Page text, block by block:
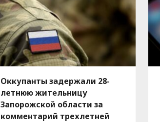
Оккупанты задержали 28-
летнюю жительницу
Запорожской области за
комментарий трехлетней